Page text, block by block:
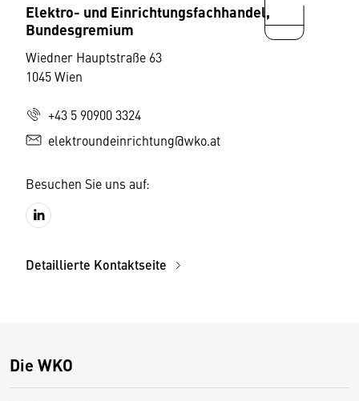
Elektro- und Einrichtungsfachhandel,
Bundesgremium
Wiedner Hauptstraße 63
1045 Wien
+43 5 90900 3324
elektroundeinrichtung@wko.at
Besuchen Sie uns auf:
Detaillierte Kontaktseite
Die WKO